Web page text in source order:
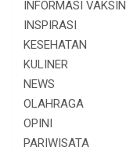
INFORMASI VAKSIN
INSPIRASI
KESEHATAN
KULINER
NEWS
OLAHRAGA
OPINI
PARIWISATA